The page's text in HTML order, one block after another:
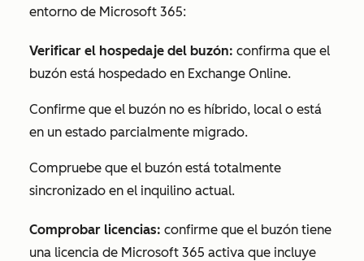
entorno de Microsoft 365:
Verificar el hospedaje del buzón: confirma que el
buzón está hospedado en Exchange Online.
Confirme que el buzón no es híbrido, local o está
en un estado parcialmente migrado.
Compruebe que el buzón está totalmente
sincronizado en el inquilino actual.
Comprobar licencias: confirme que el buzón tiene
una licencia de Microsoft 365 activa que incluye